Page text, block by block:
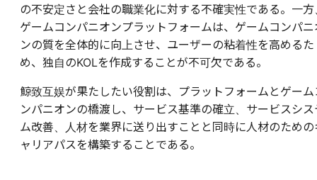
の不安定さと会社の職業化に対する不確実性である。一方
ゲームコンパニオンプラットフォームは、ゲームコンパニ
ンの質を全体的に向上させ、ユーザーの粘着性を高めるた
め、独自のKOLを作成することが不可欠である。
鯨致互娱が果たしたい役割は、プラットフォームとゲーム
ンパニオンの橋渡し、サービス基準の確立、サービスシス
ム改善、人材を業界に送り出すことと同時に人材のための
ャリアパスを構築することである。